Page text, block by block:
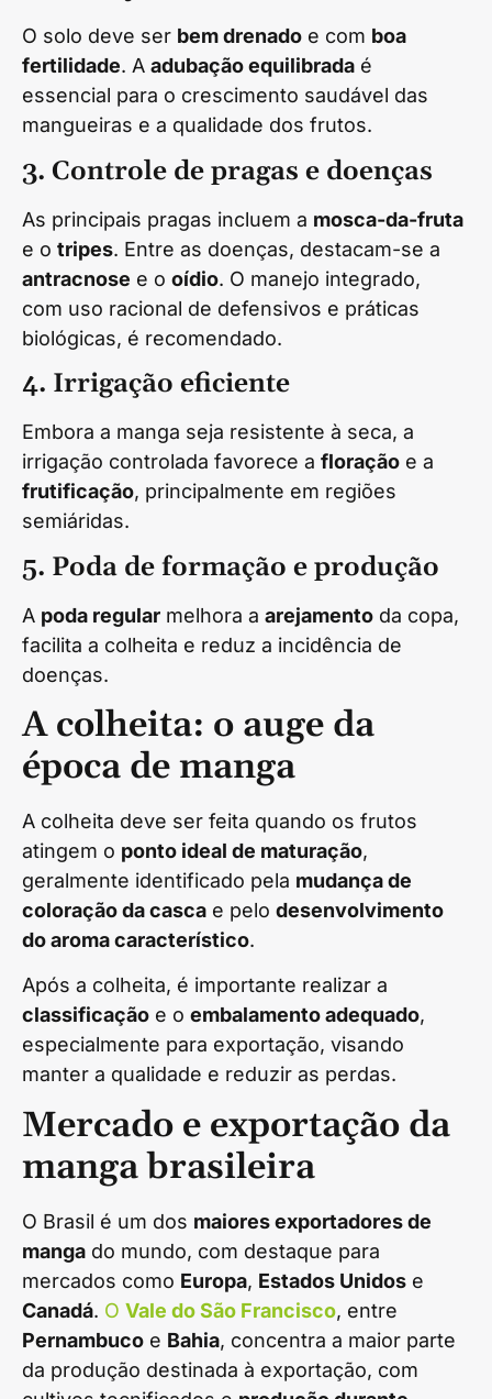
O solo deve ser bem drenado e com boa
fertilidade. A adubação equilibrada é
essencial para o crescimento saudável das
mangueiras e a qualidade dos frutos.
3. Controle de pragas e doenças
As principais pragas incluem a mosca-da-fruta
e o tripes. Entre as doenças, destacam-se a
antracnose e o oídio. O manejo integrado,
com uso racional de defensivos e práticas
biológicas, é recomendado.
4. Irrigação eficiente
Embora a manga seja resistente à seca, a
irrigação controlada favorece a floração e a
frutificação, principalmente em regiões
semiáridas.
5. Poda de formação e produção
A poda regular melhora a arejamento da copa,
facilita a colheita e reduz a incidência de
doenças.
A colheita: o auge da
época de manga
A colheita deve ser feita quando os frutos
atingem o ponto ideal de maturação,
geralmente identificado pela mudança de
coloração da casca e pelo desenvolvimento
do aroma característico.
Após a colheita, é importante realizar a
classificação e o embalamento adequado,
especialmente para exportação, visando
manter a qualidade e reduzir as perdas.
Mercado e exportação da
manga brasileira
O Brasil é um dos maiores exportadores de
manga do mundo, com destaque para
mercados como Europa, Estados Unidos e
Canadá. O Vale do São Francisco, entre
Pernambuco e Bahia, concentra a maior parte
da produção destinada à exportação, com